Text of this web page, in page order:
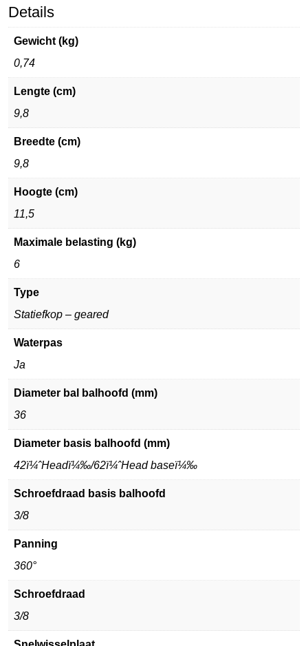
Details
Gewicht (kg)
0,74
Lengte (cm)
9,8
Breedte (cm)
9,8
Hoogte (cm)
11,5
Maximale belasting (kg)
6
Type
Statiefkop – geared
Waterpas
Ja
Diameter bal balhoofd (mm)
36
Diameter basis balhoofd (mm)
42ï¼ˆHeadï¼‰/62ï¼ˆHead baseï¼‰
Schroefdraad basis balhoofd
3/8
Panning
360°
Schroefdraad
3/8